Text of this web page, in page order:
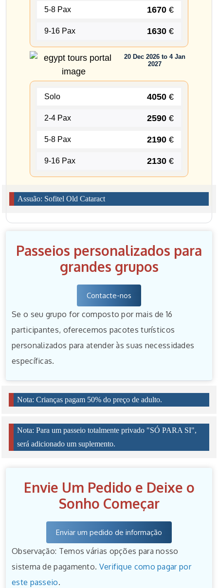
5-8 Pax 1670 €
9-16 Pax 1630 €
20 Dec 2026 to 4 Jan
2027
Solo 4050 €
2-4 Pax 2590 €
5-8 Pax 2190 €
9-16 Pax 2130 €
Assuão: Sofitel Old Cataract
Passeios personalizados para
grandes grupos
Contacte-nos
Se o seu grupo for composto por mais de 16
participantes, oferecemos pacotes turísticos
personalizados para atender às suas necessidades
específicas.
Nota: Crianças pagam 50% do preço de adulto.
Nota: Para um passeio totalmente privado "SÓ PARA SI",
será adicionado um suplemento.
Envie Um Pedido e Deixe o
Sonho Começar
Enviar um pedido de informação
Observação: Temos várias opções para nosso
sistema de pagamento. Verifique como pagar por
este passeio.